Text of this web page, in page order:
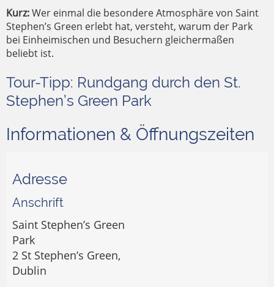
Kurz:Wer einmal die besondere Atmosphäre von Saint
Stephen’s Green erlebt hat, versteht, warum der Park
bei Einheimischen und Besuchern gleichermaßen
beliebt ist.
Tour-Tipp: Rundgang durch den St.
Stephen’s Green Park
Informationen & Öffnungszeiten
Adresse
Anschrift
Saint Stephen’s Green
Park
2 St Stephen’s Green,
Dublin